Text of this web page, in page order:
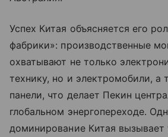
Успех Китая объясняется его
фабрики»: производственные
охватывают не только
технику, но и электромобили, а
панели, что делает Пекин
глобальном энергопереходе.
доминирование Китая вызывает